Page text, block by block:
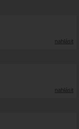
nahlásit
nahlásit